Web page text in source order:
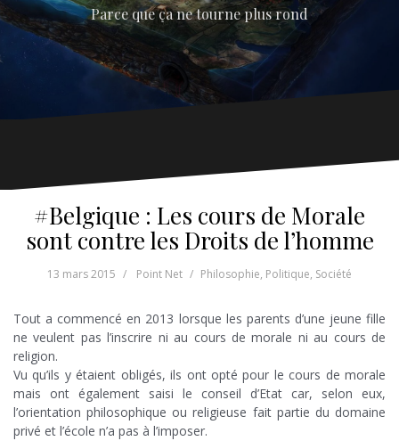
Parce que ça ne tourne plus rond
#Belgique : Les cours de Morale
sont contre les Droits de l’homme
13 mars 2015 Point Net Philosophie, Politique, Société
Tout a commencé en 2013 lorsque les parents d’une jeune fille
ne veulent pas l’inscrire ni au cours de morale ni au cours de
religion.
Vu qu’ils y étaient obligés, ils ont opté pour le cours de morale
mais ont également saisi le conseil d’Etat car, selon eux,
l’orientation philosophique ou religieuse fait partie du domaine
privé et l’école n’a pas à l’imposer.